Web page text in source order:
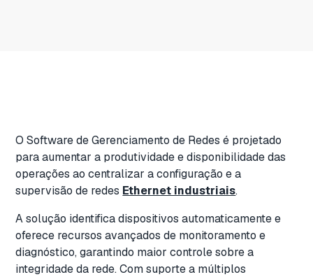
O Software de Gerenciamento de Redes é projetado
para aumentar a produtividade e disponibilidade das
operações ao centralizar a configuração e a
supervisão de redes Ethernet industriais.
A solução identifica dispositivos automaticamente e
oferece recursos avançados de monitoramento e
diagnóstico, garantindo maior controle sobre a
integridade da rede. Com suporte a múltiplos